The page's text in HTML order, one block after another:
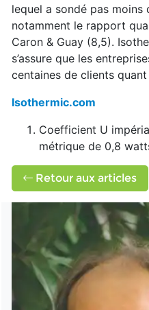
lequel a sondé pas
notamment le rapport
Caron & Guay (8,5).
s’assure que les
centaines de clients
Isothermic.com
Coefficient U
métrique de 0,8
Retour aux articles